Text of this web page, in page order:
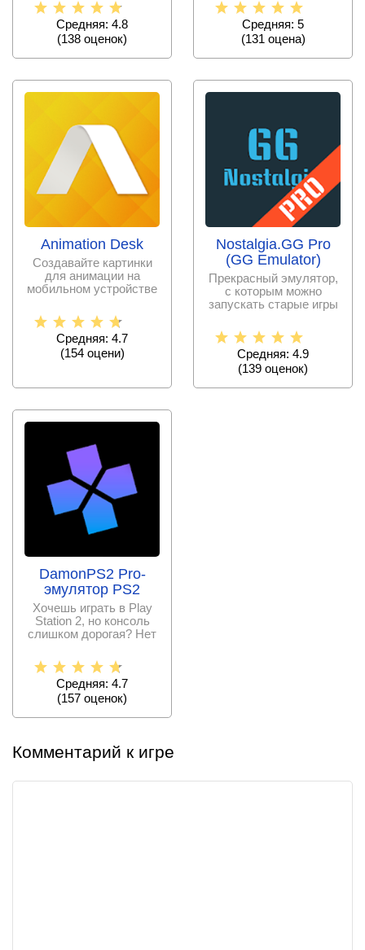
помощи единой
Средняя: 4.8
(138 оценок)
Средняя: 5
(131 оценa)
Animation Desk
Создавайте картинки
для анимации на
мобильном устройстве
знаний и
Средняя: 4.7
(154оцени)
Nostalgia.GG Pro
(GG Emulator)
Прекрасный эмулятор,
с которым можно
запускать старые игры
вне
Средняя: 4.9
(139 оценок)
DamonPS2 Pro-
эмулятор PS2
Хочешь играть в Play
Station 2, но консоль
слишком дорогая? Нет
Средняя: 4.7
(157 оценок)
Комментарий к игре